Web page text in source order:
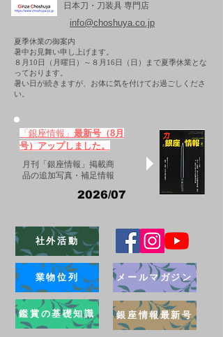
日本刀・刀装具 専門店
info@choshuya.co.jp
夏季休業の御案内
暑中お見舞い申し上げます。
８月10日（月曜日）～８月16日（日）まで夏季休業とな
っております。
​暑い日が続きますが、お体に気を付けてお過ごしくださ
い。
「銀座情報」 最新号（8月
号）アップしました。
月刊「銀座情報」掲載商
品の追加写真・補足情報
2026/07
社外活動
業物位列
鑑賞の基礎知識
メールマガジン
銀座情報最新号